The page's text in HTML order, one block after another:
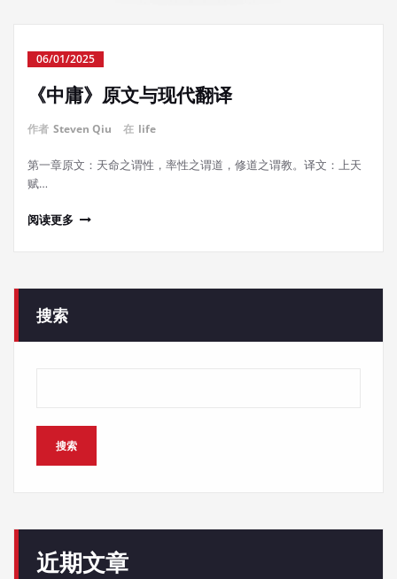
06/01/2025
《中庸》原文与现代翻译
作者 Steven Qiu 在 life
第一章原文：天命之谓性，率性之谓道，修道之谓教。译文：上天
赋…
阅读更多
搜索
搜索
近期文章